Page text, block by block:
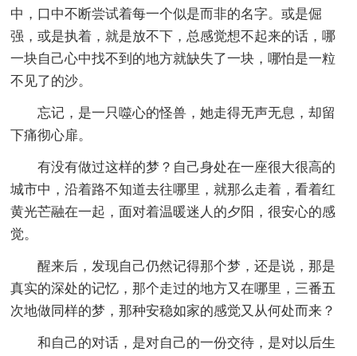
中，口中不断尝试着每一个似是而非的名字。或是倔
强，或是执着，就是放不下，总感觉想不起来的话，哪
一块自己心中找不到的地方就缺失了一块，哪怕是一粒
不见了的沙。
忘记，是一只噬心的怪兽，她走得无声无息，却留
下痛彻心扉。
有没有做过这样的梦？自己身处在一座很大很高的
城市中，沿着路不知道去往哪里，就那么走着，看着红
黄光芒融在一起，面对着温暖迷人的夕阳，很安心的感
觉。
醒来后，发现自己仍然记得那个梦，还是说，那是
真实的深处的记忆，那个走过的地方又在哪里，三番五
次地做同样的梦，那种安稳如家的感觉又从何处而来？
和自己的对话，是对自己的一份交待，是对以后生